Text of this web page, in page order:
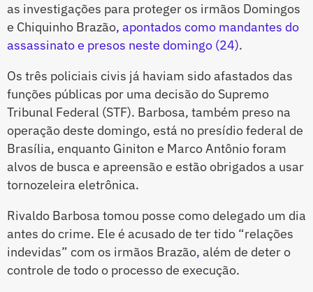
as investigações para proteger os irmãos Domingos
e Chiquinho Brazão, apontados como mandantes do
assassinato e presos neste domingo (24).
Os três policiais civis já haviam sido afastados das
funções públicas por uma decisão do Supremo
Tribunal Federal (STF). Barbosa, também preso na
operação deste domingo, está no presídio federal de
Brasília, enquanto Giniton e Marco Antônio foram
alvos de busca e apreensão e estão obrigados a usar
tornozeleira eletrônica.
Rivaldo Barbosa tomou posse como delegado um dia
antes do crime. Ele é acusado de ter tido “relações
indevidas” com os irmãos Brazão, além de deter o
controle de todo o processo de execução.